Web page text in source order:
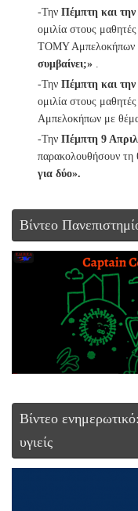
-Την Πέμπτη και
ομιλία στους
ΤΟΜΥ Αμπελοκήπων
συμβαίνει;»
-Την Πέμπτη και την
ομιλία στους
Αμπελοκήπων με
-Την Πέμπτη 9
παρακολουθήσουν τη
για δύο».
Βίντεο
Βίντεο
υγιείς